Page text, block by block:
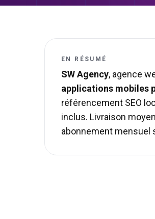
EN RÉSUMÉ
SW Agency, agence
applications mobiles
référencement SEO
inclus. Livraison
abonnement mensuel